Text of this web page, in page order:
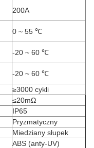
200A
0 ~ 55 ℃
-20 ~ 60 ℃
-20 ~ 60 ℃
≥3000 cykli
≤20mΩ
IP65
Pryzmatyczny
Miedziany słupek
ABS (anty-UV)